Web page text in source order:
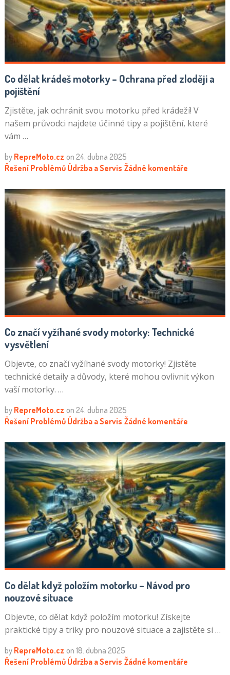
Co dělat krádeš motorky – Ochrana před zloději a
pojištění
Zjistěte, jak ochránit svou motorku před krádeží! V
našem průvodci najdete účinné tipy a pojištění, které
vám …
by RepreMoto.cz on 24. dubna 2025
Řešení Problémů Údržba a Servis Žádné komentáře
Co značí vyžíhané svody motorky: Technické
vysvětlení
Objevte, co značí vyžíhané svody motorky! Zjistěte
technické detaily a důvody, které mohou ovlivnit výkon
vaší motorky. …
by RepreMoto.cz on 24. dubna 2025
Řešení Problémů Údržba a Servis Žádné komentáře
Co dělat když položím motorku – Návod pro
nouzové situace
Objevte, co dělat když položím motorku! Získejte
praktické tipy a triky pro nouzové situace a zajistěte si …
by RepreMoto.cz on 18. dubna 2025
Řešení Problémů Údržba a Servis Žádné komentáře